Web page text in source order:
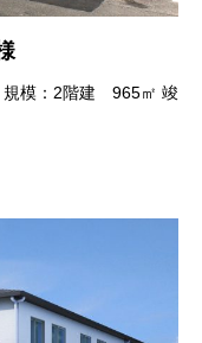
規模：2階建 965㎡ 竣